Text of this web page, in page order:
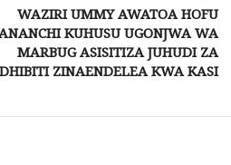
WAZIRI UMMY AWATOA HOFU
KUHUSU UGONJWA WA
MARBUG ASISITIZA JUHUDI ZA
ZINAENDELEA KWA KASI